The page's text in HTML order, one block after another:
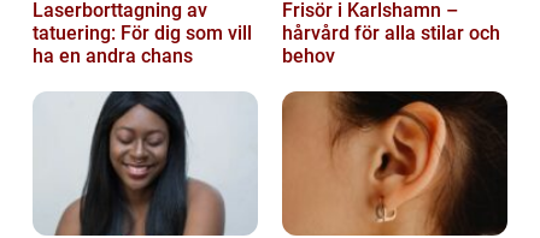
Laserborttagning av
tatuering: För dig som vill
ha en andra chans
Frisör i Karlshamn –
hårvård för alla stilar och
behov